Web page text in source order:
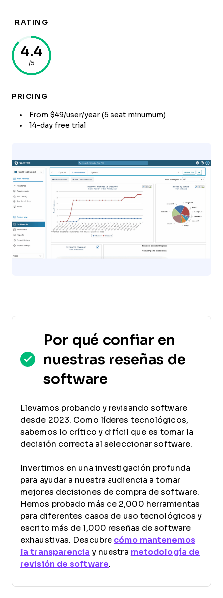
RATING
4.4
/5
PRICING
From $49/user/year (5 seat minumum)
14-day free trial
Por qué confiar en
nuestras reseñas de
software
Llevamos probando y revisando software
desde 2023. Como líderes tecnológicos,
sabemos lo crítico y difícil que es tomar la
decisión correcta al seleccionar software.
Invertimos en una investigación profunda
para ayudar a nuestra audiencia a tomar
mejores decisiones de compra de software.
Hemos probado más de 2,000 herramientas
para diferentes casos de uso tecnológicos y
escrito más de 1,000 reseñas de software
exhaustivas. Descubre cómo mantenemos
la transparencia y nuestra metodología de
revisión de software.